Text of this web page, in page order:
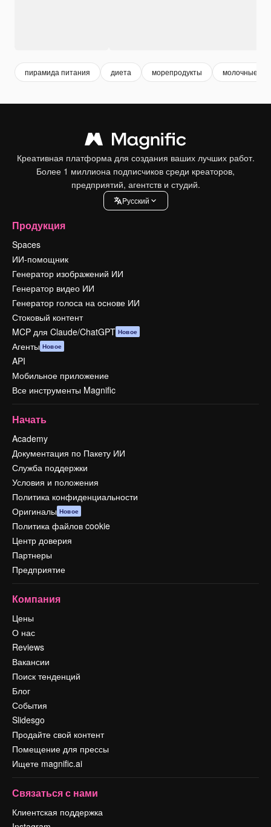
пирамида питания диета морепродукты молочные
Креативная платформа для создания ваших лучших работ.
Более 1 миллиона подписчиков среди креаторов,
предприятий, агентств и студий.
Pусский
Продукция
Spaces
ИИ-помощник
Генератор изображений ИИ
Генератор видео ИИ
Генератор голоса на основе ИИ
Стоковый контент
MCP для Claude/ChatGPT Новое
Агенты Новое
API
Мобильное приложение
Все инструменты Magnific
Начать
Academy
Документация по Пакету ИИ
Служба поддержки
Условия и положения
Политика конфиденциальности
Оригиналы Новое
Политика файлов cookie
Центр доверия
Партнеры
Предприятие
Компания
Цены
О нас
Reviews
Вакансии
Поиск тенденций
Блог
События
Slidesgo
Продайте свой контент
Помещение для прессы
Ищете magnific.ai
Связаться с нами
Клиентская поддержка